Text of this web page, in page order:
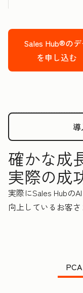
Sales Hub®の
を申し込む
確かな成
実際の成
実際にSales Hubの
向上しているお客
PCA